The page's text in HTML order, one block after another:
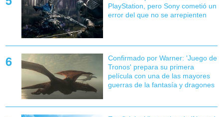
PlayStation, pero Sony cometió un
error del que no se arrepienten
Confirmado por Warner: 'Juego de
Tronos' prepara su primera
película con una de las mayores
guerras de la fantasía y dragones